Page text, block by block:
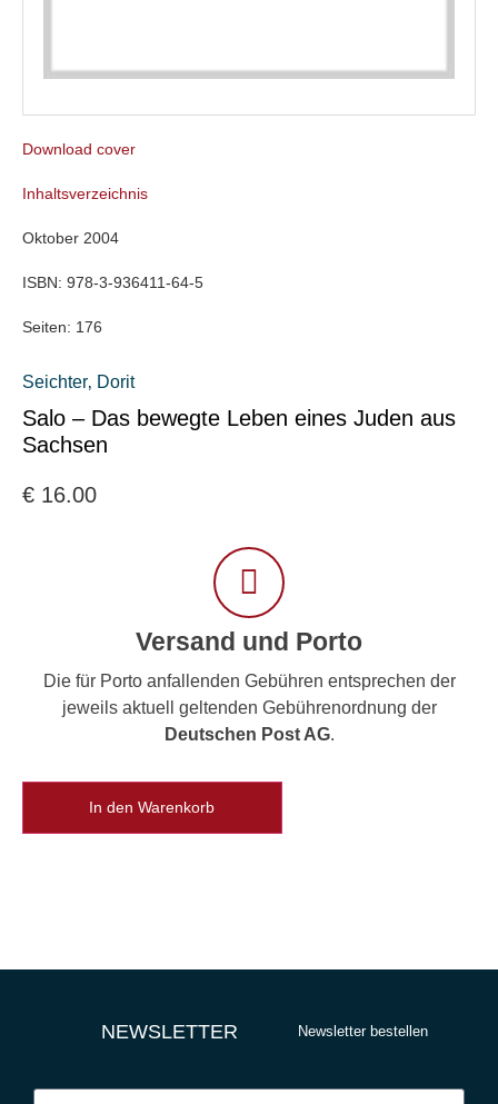
Download cover
Inhaltsverzeichnis
Oktober 2004
ISBN: 978-3-936411-64-5
Seiten: 176
Seichter‚ Dorit
Salo – Das bewegte Leben eines Juden aus
Sachsen
€ 16.00
Versand und Porto
Die für Porto anfallenden Gebühren entsprechen der
jeweils aktuell geltenden Gebührenordnung der
Deutschen Post AG.
In den Warenkorb
NEWSLETTER Newsletter bestellen